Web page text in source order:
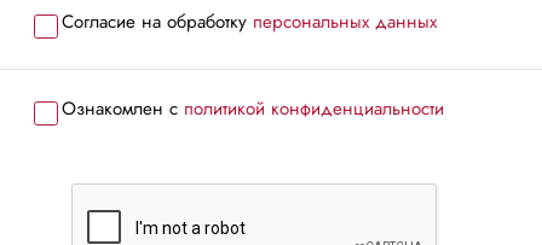
Согласие на обработку персональных данных
Ознакомлен с политикой конфиденциальности